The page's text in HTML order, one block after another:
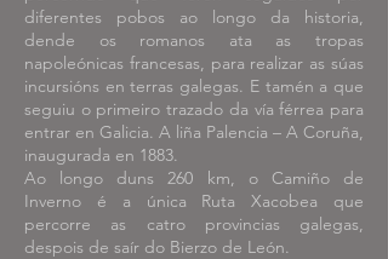
diferentes pobos ao longo da historia,
dende os romanos ata as tropas
napoleónicas francesas, para realizar as súas
incursións en terras galegas. E tamén a que
seguiu o primeiro trazado da vía férrea para
entrar en Galicia. A liña Palencia – A Coruña,
inaugurada en 1883.
Ao longo duns 260 km, o Camiño de
Inverno é a única Ruta Xacobea que
percorre as catro provincias galegas,
despois de saír do Bierzo de León.